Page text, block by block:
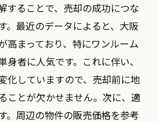
することで、売却の成功につな
。最近のデータによると、大阪
高まっており、特にワンルーム
身者に人気です。これに伴い、
化していますので、売却前に地
ことが欠かせません。次に、適
。周辺の物件の販売価格を参考